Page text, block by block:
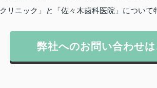
リニック」と「佐々木歯科医院」について
弊社へのお問い合わせは